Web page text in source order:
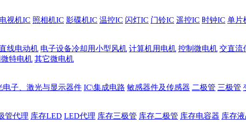
电视机IC 照相机IC 影碟机IC 温控IC 闪灯IC 门铃IC 遥控IC 时钟IC 单片
线电动机 电子设备冷却用小型风机 计算机用电机 控制微电机 交直流
特电机 其它微电机
电子、激光与显示器件 IC\集成电路 敏感器件及传感器 二极管 三极管
管代理 库存LED LED代理 库存三极管 库存二极管 库存电容器 库存